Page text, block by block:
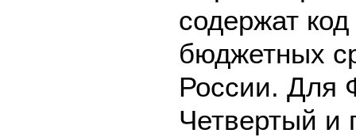
содержат
бюджетных
России. Для
Четвертый и